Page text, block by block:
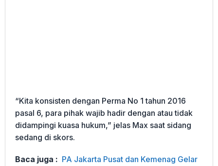
“Kita konsisten dengan Perma No 1 tahun 2016
pasal 6, para pihak wajib hadir dengan atau tidak
didampingi kuasa hukum,” jelas Max saat sidang
sedang di skors.
Baca juga : PA Jakarta Pusat dan Kemenag Gelar